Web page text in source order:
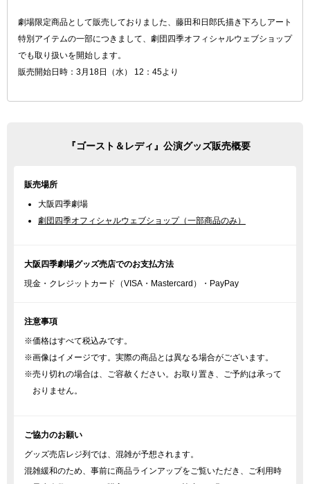
劇場限定商品として販売しておりました、藤田和日郎氏描き下ろしアート
特別アイテムの一部につきまして、劇団四季オフィシャルウェブショップ
でも取り扱いを開始します。
販売開始日時：3月18日（水） 12：45より
『ゴースト＆レディ』公演グッズ販売概要
販売場所
大阪四季劇場
劇団四季オフィシャルウェブショップ（一部商品のみ）
大阪四季劇場グッズ売店でのお支払方法
現金・クレジットカード（VISA・Mastercard）・PayPay
注意事項
※価格はすべて税込みです。
※画像はイメージです。実際の商品とは異なる場合がございます。
※売り切れの場合は、ご容赦ください。お取り置き、ご予約は承って
おりません。
ご協力のお願い
グッズ売店レジ列では、混雑が予想されます。
混雑緩和のため、事前に商品ラインアップをご覧いただき、ご利用時